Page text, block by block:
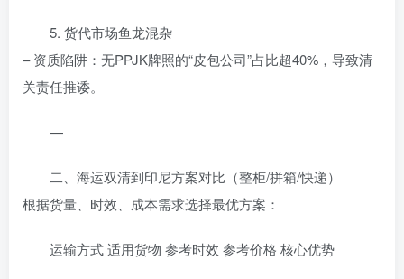
5. 货代市场鱼龙混杂
– 资质陷阱：无PPJK牌照的“皮包公司”占比超40%，导致清
关责任推诿。
—
二、海运双清到印尼方案对比（整柜/拼箱/快递）
根据货量、时效、成本需求选择最优方案：
运输方式 适用货物 参考时效 参考价格 核心优势